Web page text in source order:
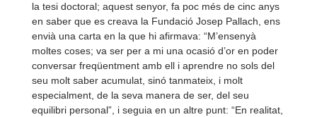
la tesi doctoral; aquest senyor, fa poc més de cinc anys
en saber que es creava la Fundació Josep Pallach, ens
envià una carta en la que hi afirmava: “M’ensenyà
moltes coses; va ser per a mi una ocasió d’or en poder
conversar freqüentment amb ell i aprendre no sols del
seu molt saber acumulat, sinó tanmateix, i molt
especialment, de la seva manera de ser, del seu
equilibri personal”, i seguia en un altre punt: “En realitat,